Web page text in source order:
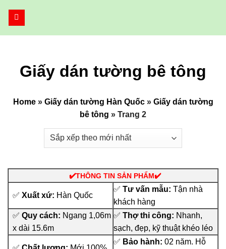
Giấy dán tường bê tông
Home» Giấy dán tường Hàn Quốc» Giấy dán tường
bê tông » Trang 2
✔️THÔNG TIN SẢN PHẨM✔️
✅ Xuất xứ: Hàn Quốc
✅ Tư vấn mẫu: Tận nhà
khách hàng
✅ Quy cách: Ngang 1,06m
x dài 15.6m
✅ Thợ thi công: Nhanh,
sạch, đẹp, kỹ thuật khéo léo
✅ Bảo hành: 02 năm. Hỗ